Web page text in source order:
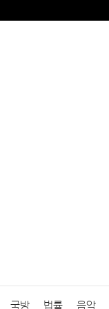
국방 법률 음악